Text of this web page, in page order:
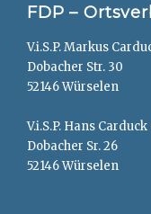
FDP –
V.i.S.P. Markus
Dobacher Str. 30
52146 Würselen
V.i.S.P. Hans
Dobacher Sr. 26
52146 Würselen